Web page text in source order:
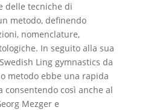
delle tecniche di
metodo, definendo
nomenclature,
In seguito alla sua
Ling gymnastics da
metodo ebbe una rapida
così anche al
Mezger e